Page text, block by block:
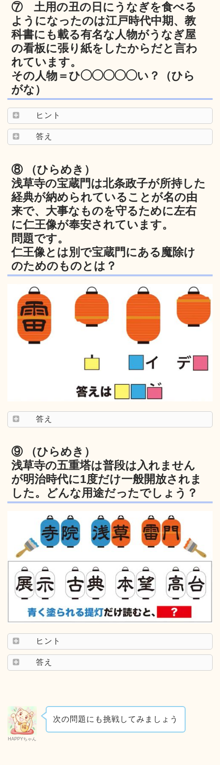
⑦ 土用の丑の日にうなぎを食べる
ようになったのは江戸時代中期、教
科書にも載る有名な人物がうなぎ屋
の看板に張り紙をしたからだと言わ
れています。
その人物＝ひ◯◯◯◯◯い？（ひら
がな）
ヒント
答え
⑧ （ひらめき）
浅草寺の宝蔵門は北条政子が所持した
経典が納められていることが名の由
来で、大事なものを守るために左右
に仁王像が奉安されています。
問題です。
仁王像とは別で宝蔵門にある魔除け
のためのものとは？
答え
⑨ （ひらめき）
浅草寺の五重塔は普段は入れません
が明治時代に1度だけ一般開放されま
した。どんな用途だったでしょう？
ヒント
答え
HAPPYちゃん
次の問題にも挑戦してみましょう